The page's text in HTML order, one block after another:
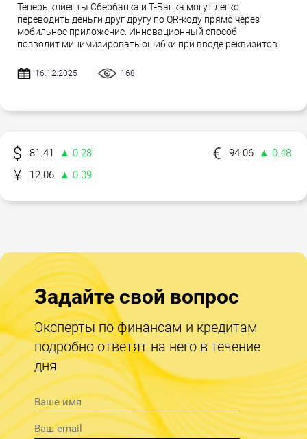
Теперь клиенты Сбербанка и Т-Банка могут легко
переводить деньги друг другу по QR-коду прямо через
мобильное приложение. Инновационный способ
позволит минимизировать ошибки при вводе реквизитов
16.12.2025 168
81.41 ▲ 0.28 94.06
▲ 0.48
12.06
▲ 0.09
Задайте свой вопрос
Эксперты по финансам и кредитам
подробно ответят на него в течение
дня